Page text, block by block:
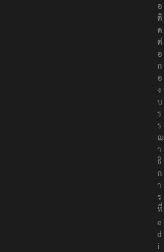
อ
ติ
ด
ต่
อ
ก
อ
ง
บ
ร
ร
ณ
า
ธิ
ก
า
ร
ที่
e
d
i